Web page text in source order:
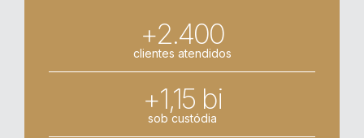
+2.400
clientes atendidos
+1,15 bi
sob custódia